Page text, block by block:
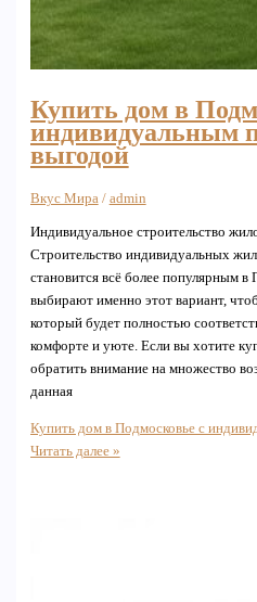
Купить дом в
индивидуальным
выгодой
Вкус Мира / admin
Индивидуальное строительство
Строительство индивидуальных
становится всё более популярным
выбирают именно этот вариант,
который будет полностью
комфорте и уюте. Если вы хотите
обратить внимание на множество
данная
Купить дом в Подмосковье с
Читать далее »